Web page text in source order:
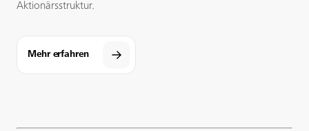
Aktionärsstruktur.
Mehr erfahren